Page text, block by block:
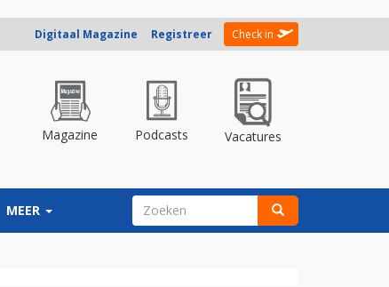
Digitaal Magazine Registreer Check in
Magazine Podcasts Vacatures
MEER ZOEKVELD